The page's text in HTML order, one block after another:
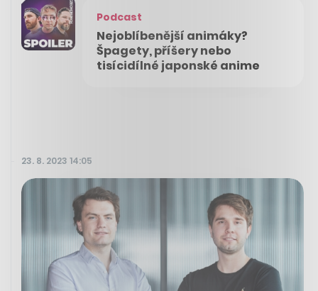
Podcast
Nejoblíbenější animáky?
Špagety, příšery nebo
tisícidílné japonské anime
23. 8. 2023 14:05